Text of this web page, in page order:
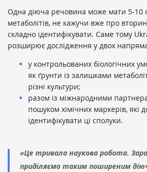
Одна діюча речовина може мати 5-10
метаболітів, не кажучи вже про
складно ідентифікувати. Саме тому
розширює дослідження у двох
у контрольованих біологічних
як ґрунти із залишками
різні культури;
разом із міжнародними
пошуком хімічних маркерів, які
ідентифікувати ці сполуки.
«Це тривала наукова робота.
приділяємо таким поширеним